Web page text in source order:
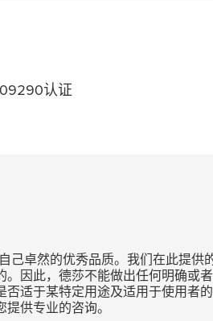
认证
己卓然的优秀品质。我们在此提供
因此，德莎不能做出任何明确或
适于某特定用途及适用于使用者
供专业的咨询。